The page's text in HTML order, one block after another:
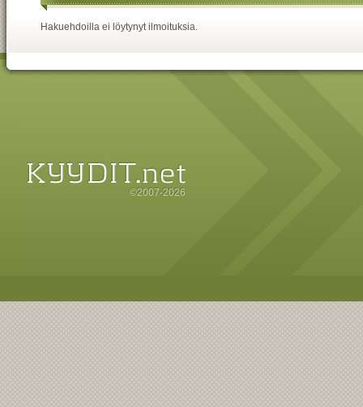
Hakuehdoilla ei löytynyt ilmoituksia.
©2007-2026